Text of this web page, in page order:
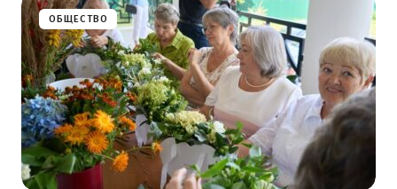
ОБЩЕСТВО